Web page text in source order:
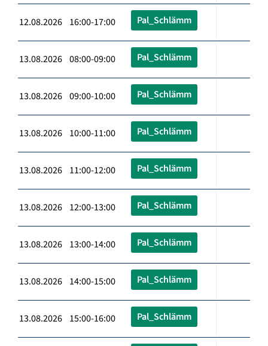
12.08.2026 16:00-17:00 Pal_Schlämm
13.08.2026 08:00-09:00 Pal_Schlämm
13.08.2026 09:00-10:00 Pal_Schlämm
13.08.2026 10:00-11:00 Pal_Schlämm
13.08.2026 11:00-12:00 Pal_Schlämm
13.08.2026 12:00-13:00 Pal_Schlämm
13.08.2026 13:00-14:00 Pal_Schlämm
13.08.2026 14:00-15:00 Pal_Schlämm
13.08.2026 15:00-16:00 Pal_Schlämm